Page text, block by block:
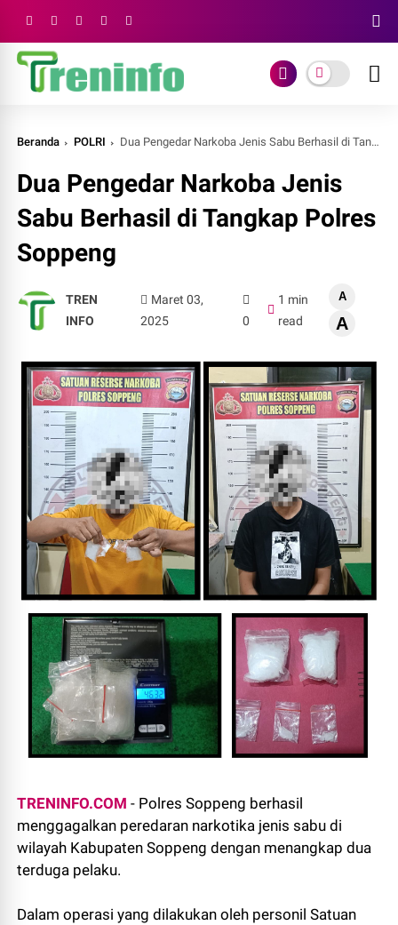
Beranda POLRI Dua Pengedar Narkoba Jenis Sabu Berhasil di Tangkap Polres Soppeng
Dua Pengedar Narkoba Jenis
Sabu Berhasil di Tangkap Polres
Soppeng
TREN
INFO
Maret 03,
2025
0
1 min
read
A
A
TRENINFO.COM - Polres Soppeng berhasil
menggagalkan peredaran narkotika jenis sabu di
wilayah Kabupaten Soppeng dengan menangkap dua
terduga pelaku.
Dalam operasi yang dilakukan oleh personil Satuan